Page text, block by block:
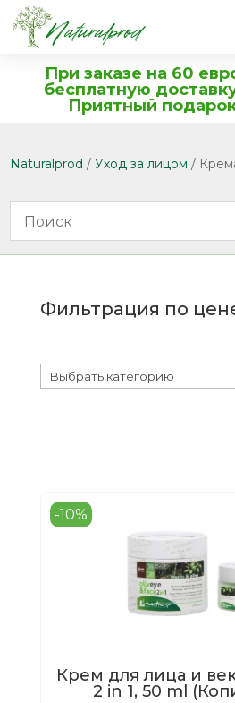
При заказе на 60
бесплатную
Приятный
Naturalprod /Уход за лицом /
Фильтрация по
Выбрать
категорию
-10%
Крем для лица и
2 in 1, 50 ml